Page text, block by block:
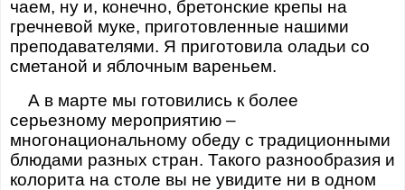
чаем, ну и, конечно, бретонские крепы на
гречневой муке, приготовленные нашими
преподавателями. Я приготовила оладьи со
сметаной и яблочным вареньем.
А в марте мы готовились к более
серьезному мероприятию –
многонациональному обеду с традиционными
блюдами разных стран. Такого разнообразия и
колорита на столе вы не увидите ни в одном